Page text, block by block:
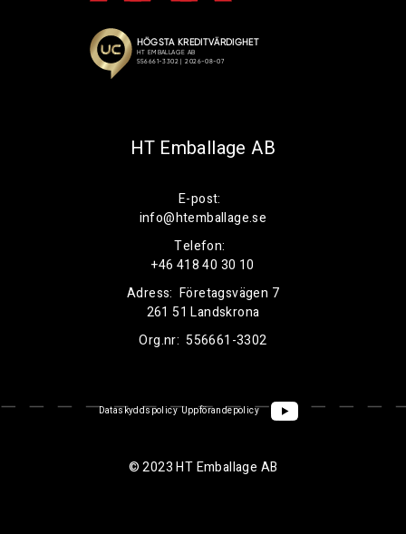
HT Emballage AB
E-post:
info@htemballage.se
Telefon:
+46 418 40 30 10
Adress: Företagsvägen 7
261 51 Landskrona
Org.nr: 556661-3302
Dataskyddspolicy Uppförandepolicy
© 2023 HT Emballage AB